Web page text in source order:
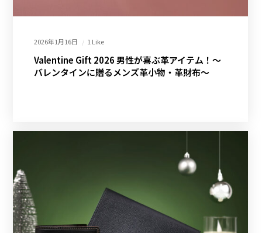
2026年1月16日 1 Like
Valentine Gift 2026 男性が喜ぶ革アイテム！～
バレンタインに贈るメンズ革小物・革財布～